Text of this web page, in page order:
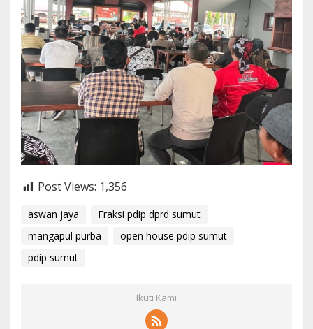
Post Views: 1,356
aswan jaya
Fraksi pdip dprd sumut
mangapul purba
open house pdip sumut
pdip sumut
Ikuti Kami